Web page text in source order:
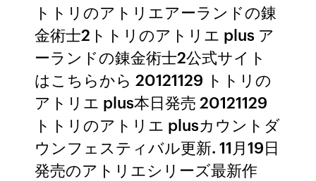
トトリのアトリエアーランドの錬
金術士2トトリのアトリエ plus ア
ーランドの錬金術士2公式サイト
はこちらから 20121129 トトリの
アトリエ plus本日発売 20121129
トトリのアトリエ plusカウントダ
ウンフェスティバル更新. 11月19日
発売のアトリエシリーズ最新作